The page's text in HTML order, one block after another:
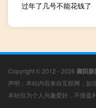
过年了几号不能花钱了
Copyright © 2012 - 2026 襄阳新
声明：本站内容来自互联网，如
本站仅为个人兴趣爱好，不接盈